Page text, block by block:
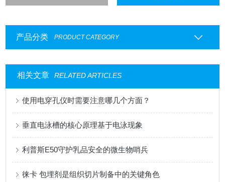
产品分类 PRODUCT CATEGORY
相关文章 RELATED ARTICLES
使用电穿孔仪时需要注意哪几个方面？
垂直电泳槽的核心原理基于电泳现象
利普斯E50守护乳品安全的微生物哨兵
徕卡 包埋剂是组织切片制备中的关键角色